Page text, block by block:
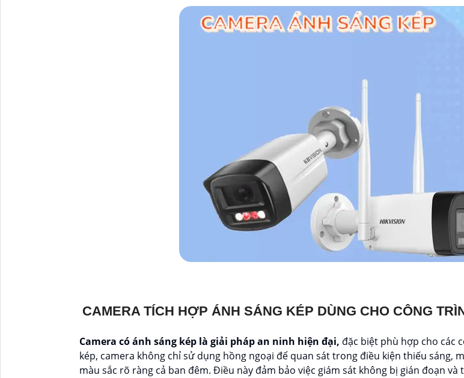
CAMERA TÍCH HỢP ÁNH SÁNG KÉP DÙNG CHO CÔNG
Camera có ánh sáng kép là giải pháp an ninh hiện đại, đặc biệt phù hợp cho các
kép, camera không chỉ sử dụng hồng ngoại để quan sát trong điều kiện thiếu sáng,
màu sắc rõ ràng cả ban đêm. Điều này đảm bảo việc giám sát không bị gián đoạn